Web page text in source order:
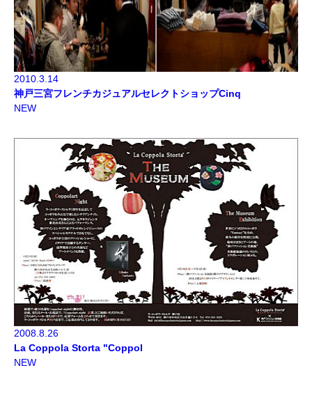
2010.3.14
神戸三宮フレンチカジュアルセレクトショップCinq
NEW
2008.8.26
La Coppola Storta "Coppol
NEW